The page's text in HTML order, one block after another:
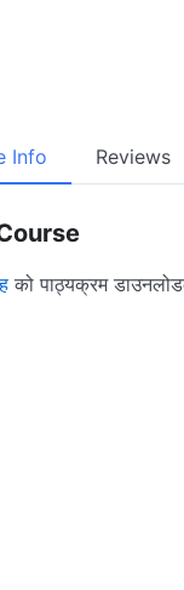
Info Reviews
को पाठ्यक्रम